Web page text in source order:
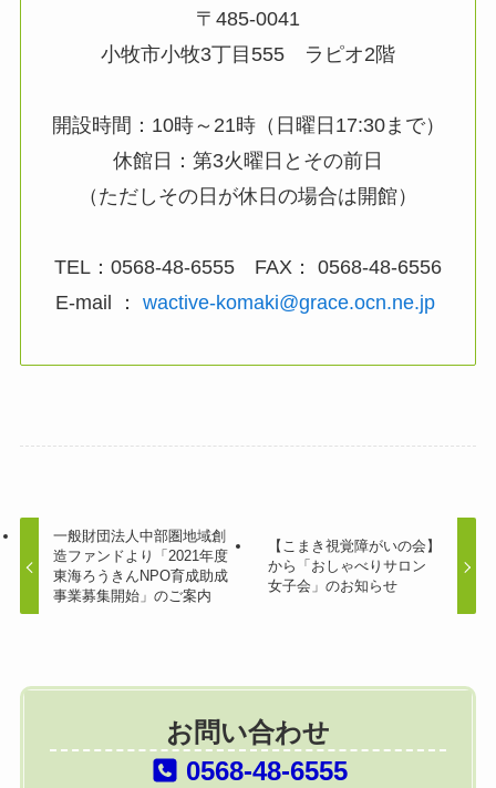
〒485-0041
小牧市小牧3丁目555 ラピオ2階
開設時間：10時～21時（日曜日17:30まで）
休館日：第3火曜日とその前日
（ただしその日が休日の場合は開館）
TEL：0568-48-6555 FAX： 0568-48-6556
E-mail ： wactive-komaki@grace.ocn.ne.jp
一般財団法人中部圏地域創
造ファンドより「2021年度
東海ろうきんNPO育成助成
事業募集開始」のご案内
【こまき視覚障がいの会】
から「おしゃべりサロン
女子会」のお知らせ
お問い合わせ
0568-48-6555